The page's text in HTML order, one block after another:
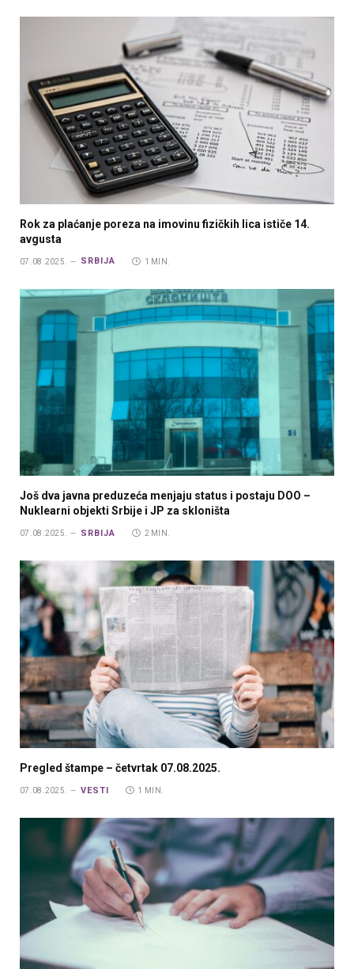
Rok za plaćanje poreza na imovinu fizičkih lica ističe 14.
avgusta
07.08.2025. SRBIJA 1 MIN.
Još dva javna preduzeća menjaju status i postaju DOO –
Nuklearni objekti Srbije i JP za skloništa
07.08.2025. SRBIJA 2 MIN.
Pregled štampe – četvrtak 07.08.2025.
07.08.2025. VESTI 1 MIN.